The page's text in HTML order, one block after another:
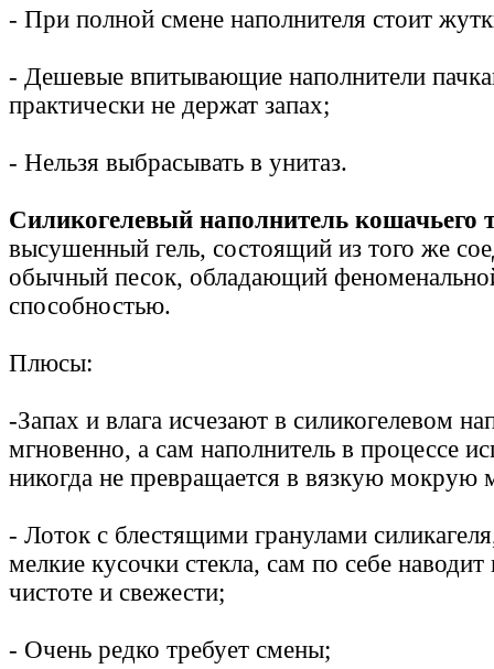
- При полной смене наполнителя стоит
- Дешевые впитывающие наполнители
практически не держат запах;
- Нельзя выбрасывать в унитаз.
Силикогелевый наполнитель кошачьего
высушенный гель, состоящий из того же
обычный песок, обладающий
способностью.
Плюсы:
-Запах и влага исчезают в силикогелевом
мгновенно, а сам наполнитель в процессе
никогда не превращается в вязкую мокрую
- Лоток с блестящими гранулами
мелкие кусочки стекла, сам по себе
чистоте и свежести;
- Очень редко требует смены;